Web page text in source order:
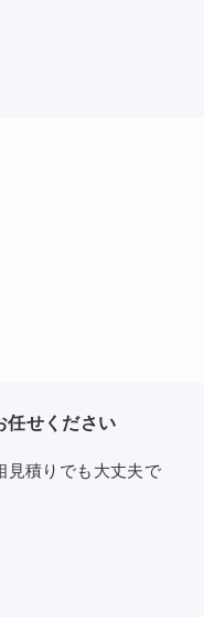
任せください
見積りでも大丈夫で